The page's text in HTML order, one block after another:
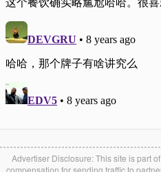
Advertiser Disclosure: This site is part
compensation for sending traffic to